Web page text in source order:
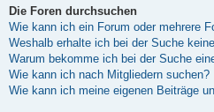
Die Foren durchsuchen
Wie kann ich ein Forum oder mehrere
Weshalb erhalte ich bei der Suche
Warum bekomme ich bei der Suche
Wie kann ich nach Mitgliedern suchen?
Wie kann ich meine eigenen Beiträge